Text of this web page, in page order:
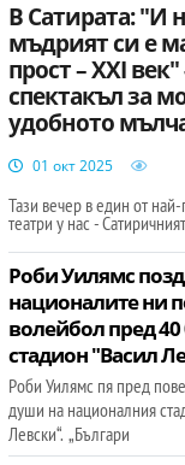
В Сатирата: "И
мъдрият си е
прост – XXI век"
спектакъл за
удобното
01 окт 2025
Тази вечер в един от
театри у нас -
Роби Уилямс
националите ни
волейбол пред 40
стадион "Васил
Роби Уилямс пя пред
души на националния
Левски“. „Българи